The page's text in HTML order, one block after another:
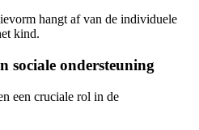
hangt af van de individuele
kind.
sociale ondersteuning
een cruciale rol in de